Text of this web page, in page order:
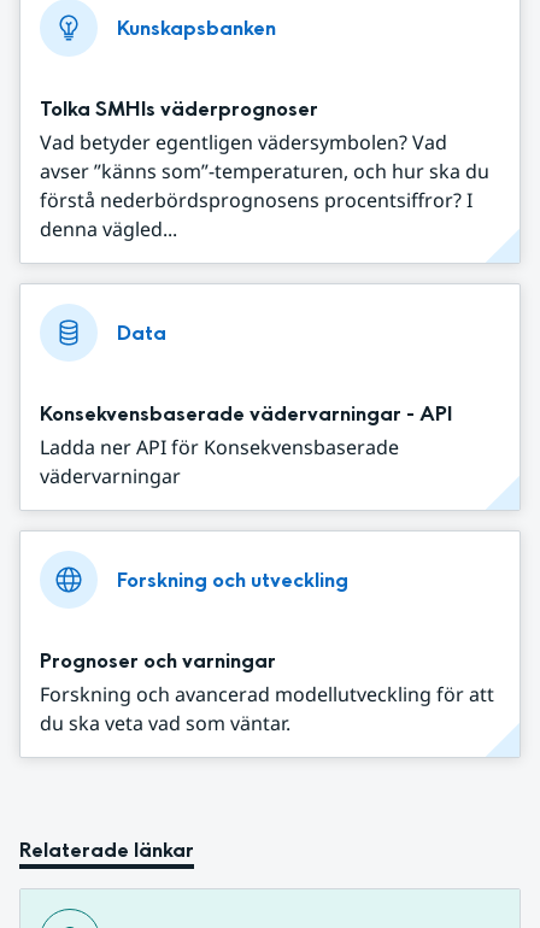
Kunskapsbanken
Tolka SMHIs väderprognoser
Vad betyder egentligen vädersymbolen? Vad
avser ”känns som”-temperaturen, och hur ska du
förstå nederbördsprognosens procentsiffror? I
denna vägled...
Data
Konsekvensbaserade vädervarningar - API
Ladda ner API för Konsekvensbaserade
vädervarningar
Forskning och utveckling
Prognoser och varningar
Forskning och avancerad modellutveckling för att
du ska veta vad som väntar.
Relaterade länkar